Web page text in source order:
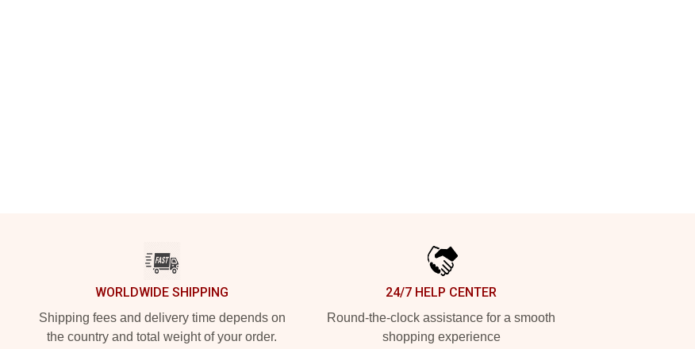
WORLDWIDE SHIPPING
Shipping fees and delivery time depends on
the country and total weight of your order.
24/7 HELP CENTER
Round-the-clock assistance for a smooth
shopping experience